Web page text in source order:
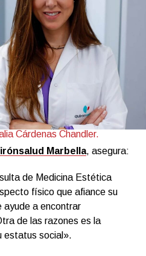
Cárdenas Chandler.
Marbella, asegura:
de Medicina Estética
físico que afiance su
ayude a encontrar
de las razones es la
estatus social».